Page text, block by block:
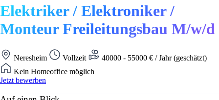
Elektriker / Elektroniker /
Monteur Freileitungsbau M/w/d
Neresheim Vollzeit
40000 - 55000 € / Jahr (geschätzt)
Kein Homeoffice möglich
Jetzt bewerben